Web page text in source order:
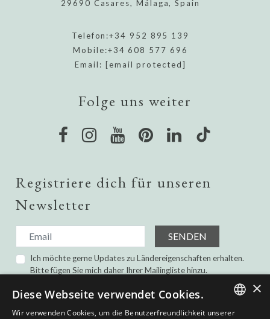
29690 Casares, Málaga, Spain
Telefon:+34 952 895 139
Mobile:+34 608 577 696
Email: [email protected]
Folge uns weiter
Registriere dich für unseren
Newsletter
SENDEN
Ich möchte gerne Updates zu Ländereigenschaften erhalten.
Bitte fügen Sie mich daher Ihrer Mailingliste hinzu.
Datenschutz-Bestimmungen.
×
Diese Webseite verwendet Cookies.
Wir verwenden Cookies, um die Benutzerfreundlichkeit unserer